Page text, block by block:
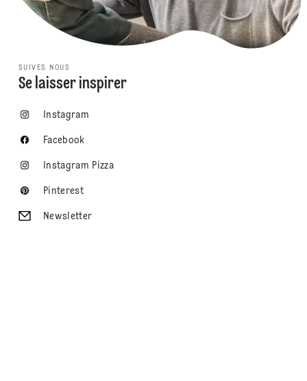
SUIVES NOUS
Se laisser inspirer
Instagram
Facebook
Instagram Pizza
Pinterest
Newsletter